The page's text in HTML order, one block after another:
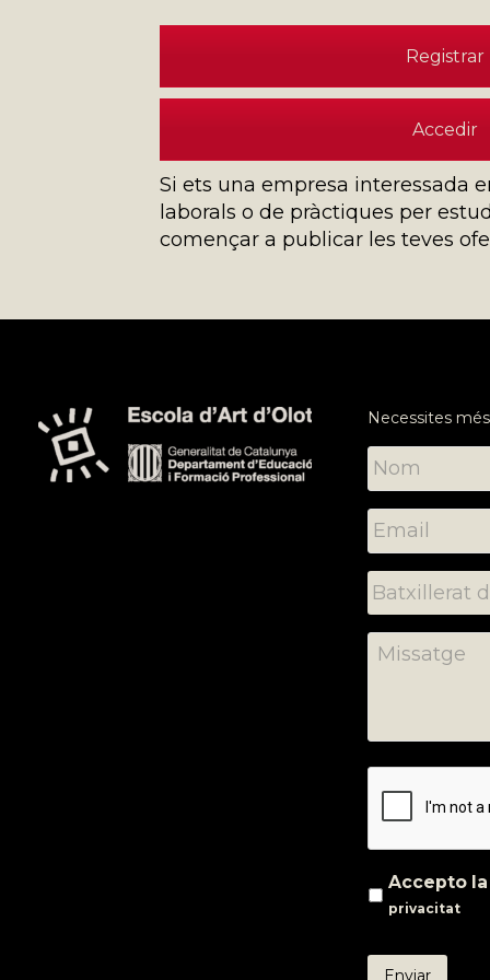
Registrar
Accedir
Si ets una empresa interessada
laborals o de pràctiques per
començar a publicar les teves
Necessites
Accepto
privacitat